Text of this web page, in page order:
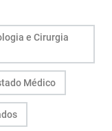
e Cirurgia
Médico